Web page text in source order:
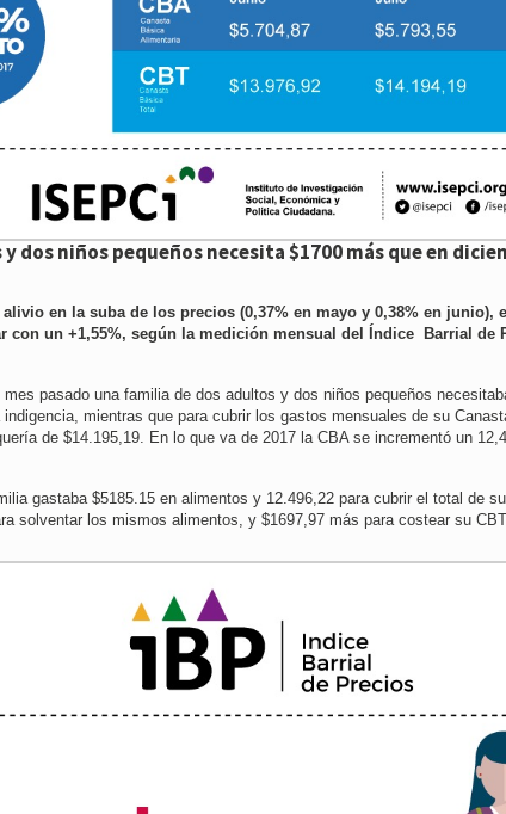
dos niños pequeños necesita $1700 más que en
en la suba de los precios (0,37% en mayo y 0,38% en
con un +1,55%, según la medición mensual del Índice Barrial de
pasado una familia de dos adultos y dos niños pequeños
mientras que para cubrir los gastos mensuales de su
de $14.195,19. En lo que va de 2017 la CBA se incrementó un
gastaba $5185.15 en alimentos y 12.496,22 para cubrir el total de
solventar los mismos alimentos, y $1697,97 más para costear su CBT.